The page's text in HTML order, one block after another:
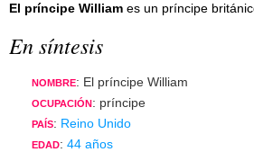
El príncipe William es un príncipe
En síntesis
NOMBRE: El príncipe William
OCUPACIÓN : príncipe
PAÍS: Reino Unido
EDAD: 44 años